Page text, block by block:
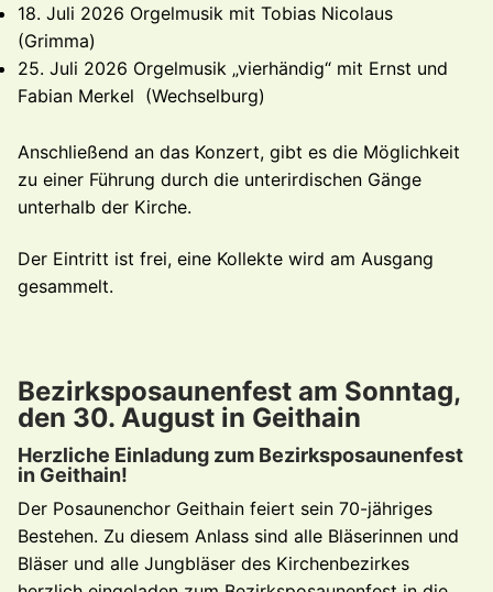
18. Juli 2026 Orgelmusik mit Tobias Nicolaus
(Grimma)
25. Juli 2026 Orgelmusik „vierhändig“ mit Ernst und
Fabian Merkel (Wechselburg)
Anschließend an das Konzert, gibt es die Möglichkeit
zu einer Führung durch die unterirdischen Gänge
unterhalb der Kirche.
Der Eintritt ist frei, eine Kollekte wird am Ausgang
gesammelt.
Bezirksposaunenfest am Sonntag,
den 30. August in Geithain
Herzliche Einladung zum Bezirksposaunenfest
in Geithain!
Der Posaunenchor Geithain feiert sein 70-jähriges
Bestehen. Zu diesem Anlass sind alle Bläserinnen und
Bläser und alle Jungbläser des Kirchenbezirkes